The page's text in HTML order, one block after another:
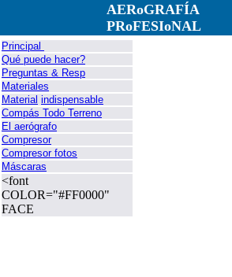
AERoGRAFÍA
PRoFESIoNAL
Principal
Qué puede hacer?
Preguntas & Resp
Materiales
Material indispensable
Compás Todo Terreno
El aerógrafo
Compresor
Compresor fotos
Máscaras
<font
COLOR="#FF0000"
FACE